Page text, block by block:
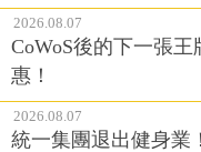
2026.08.07
CoWoS後的下一張
惠！
2026.08.07
統一集團退出健身業